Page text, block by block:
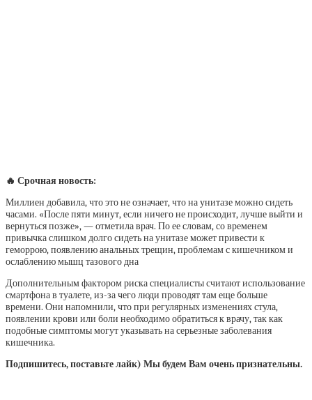
🔥 Срочная новость:
Миллиен добавила, что это не означает, что на унитазе можно сидеть
часами. «После пяти минут, если ничего не происходит, лучше выйти и
вернуться позже», — отметила врач. По ее словам, со временем
привычка слишком долго сидеть на унитазе может привести к
геморрою, появлению анальных трещин, проблемам с кишечником и
ослаблению мышц тазового дна
Дополнительным фактором риска специалисты считают использование
смартфона в туалете, из-за чего люди проводят там еще больше
времени. Они напомнили, что при регулярных изменениях стула,
появлении крови или боли необходимо обратиться к врачу, так как
подобные симптомы могут указывать на серьезные заболевания
кишечника.
Подпишитесь, поставьте лайк) Мы будем Вам очень признательны.